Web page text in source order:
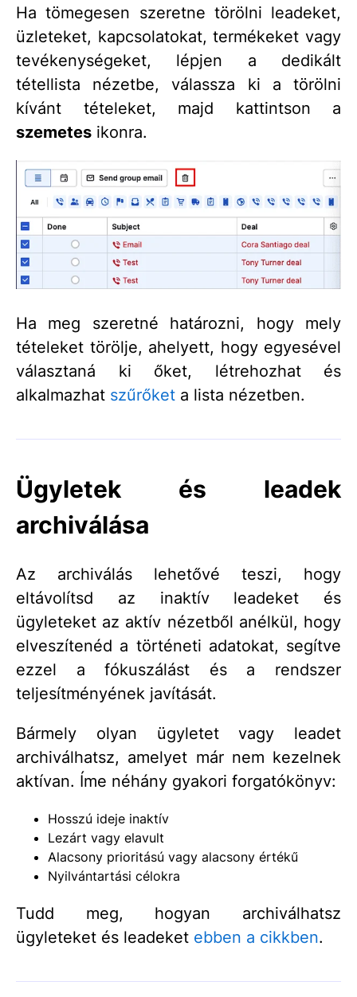
Ha tömegesen szeretne törölni leadeket,
üzleteket, kapcsolatokat, termékeket vagy
tevékenységeket, lépjen a dedikált
tétellista nézetbe, válassza ki a törölni
kívánt tételeket, majd kattintson a
szemetes ikonra.
Ha meg szeretné határozni, hogy mely
tételeket törölje, ahelyett, hogy egyesével
választaná ki őket, létrehozhat és
alkalmazhat szűrőket a lista nézetben.
Ügyletek és leadek
archiválása
Az archiválás lehetővé teszi, hogy
eltávolítsd az inaktív leadeket és
ügyleteket az aktív nézetből anélkül, hogy
elveszítenéd a történeti adatokat, segítve
ezzel a fókuszálást és a rendszer
teljesítményének javítását.
Bármely olyan ügyletet vagy leadet
archiválhatsz, amelyet már nem kezelnek
aktívan. Íme néhány gyakori forgatókönyv:
Hosszú ideje inaktív
Lezárt vagy elavult
Alacsony prioritású vagy alacsony értékű
Nyilvántartási célokra
Tudd meg, hogyan archiválhatsz
ügyleteket és leadeket ebben a cikkben.